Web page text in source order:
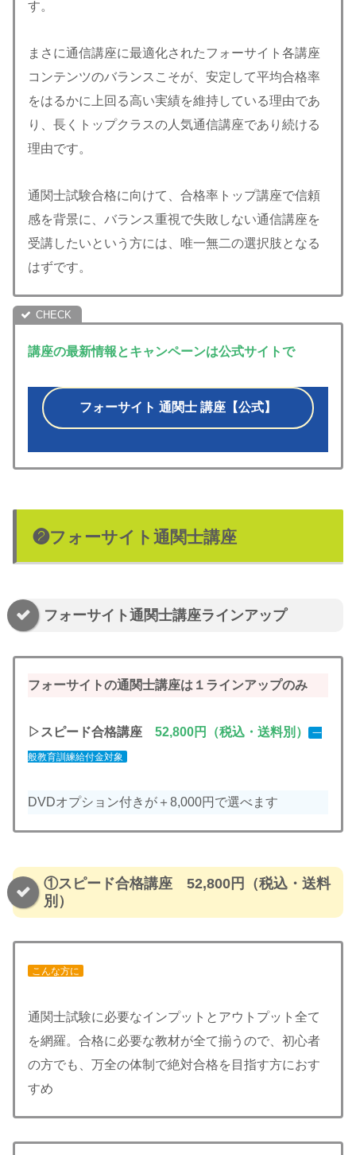
す。
まさに通信講座に最適化されたフォーサイト各講座
コンテンツのバランスこそが、安定して平均合格率
をはるかに上回る高い実績を維持している理由であ
り、長くトップクラスの人気通信講座であり続ける
理由です。
通関士試験合格に向けて、合格率トップ講座で信頼
感を背景に、バランス重視で失敗しない通信講座を
受講したいという方には、唯一無二の選択肢となる
はずです。
講座の最新情報とキャンペーンは公式サイトで
フォーサイト 通関士 講座【公式】
❷フォーサイト通関士講座
フォーサイト通関士講座ラインアップ
フォーサイトの通関士講座は１ラインアップのみ
▷スピード合格講座 52,800円 （税込・送料別） 一
般教育訓練給付金対象
DVDオプション付きが＋8,000円で選べます
①スピード合格講座 52,800円（税込・送料
別）
こんな方に
通関士試験に必要なインプットとアウトプット全て
を網羅。合格に必要な教材が全て揃うので、初心者
の方でも、万全の体制で絶対合格を目指す方におす
すめ